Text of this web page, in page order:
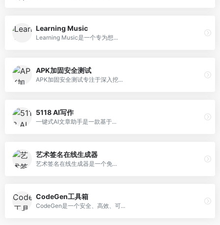
Learning Music
Learning Music是一个专为想...
APK加固安全测试
APK加固安全测试专注于深入挖...
5118 AI写作
一键式AI文章助手是一款基于...
艺术签名在线生成器
艺术签名在线生成器是一个免...
CodeGen工具箱
CodeGen是一个安全、高效、可...